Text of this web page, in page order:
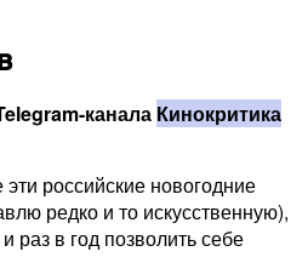
канала Кинокритика
российские новогодние
редко и то искусственную),
раз в год позволить себе